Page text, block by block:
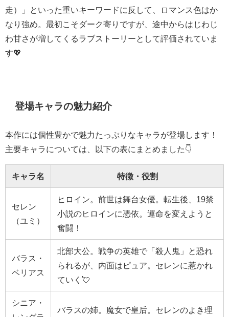
走）」といった重いキーワードに反して、ロマンス色はか
なり強め。最初こそダーク寄りですが、途中からはじわじ
わ甘さが増してくるラブストーリーとして評価されていま
す💖
登場キャラの魅力紹介
本作には個性豊かで魅力たっぷりなキャラが登場します！
主要キャラについては、以下の表にまとめました👇
キャラ名 特徴・役割
セレン
（ユミ）
ヒロイン。前世は舞台女優。転生後、19禁
小説のヒロインに憑依。運命を変えようと
奮闘！
バラス・
ベリアス
北部大公。戦争の英雄で「殺人鬼」と恐れ
られるが、内面はピュア。セレンに惹かれ
ていく💘
シニア・
バラスの姉。魔女で皇后。セレンのよき理